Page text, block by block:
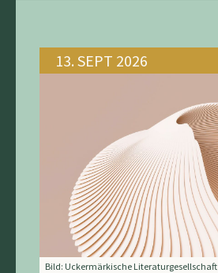
13. SEPT 2026
Bild: Uckermärkische Literaturgesellschaft